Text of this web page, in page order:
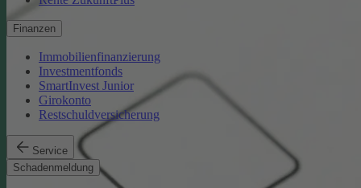
Finanzen
Immobilienfinanzierung
Investmentfonds
SmartInvest Junior
Girokonto
Restschuldversicherung
Service
Schadenmeldung